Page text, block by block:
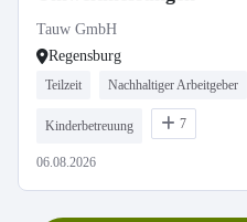
Tauw GmbH
Regensburg
Teilzeit Nachhaltiger Arbeitgeber
Kinderbetreuung 7
06.08.2026